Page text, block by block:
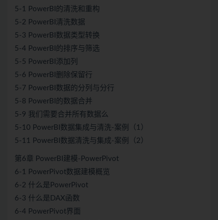
5-1 PowerBI的清洗和重构
5-2 PowerBI清洗数据
5-3 PowerBI数据类型转换
5-4 PowerBI的排序与筛选
5-5 PowerBI添加列
5-6 PowerBI删除保留行
5-7 PowerBI数据的分列与分行
5-8 PowerBI的数据合并
5-9 我们需要合并所有数据么
5-10 PowerBI数据集成与清洗-案例（1）
5-11 PowerBI数据清洗与集成-案例（2）
第6章 PowerBI建模-PowerPivot
6-1 PowerPivot数据建模概览
6-2 什么是PowerPivot
6-3 什么是DAX函数
6-4 PowerPivot界面